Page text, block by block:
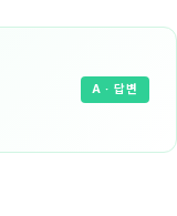
A · 답변